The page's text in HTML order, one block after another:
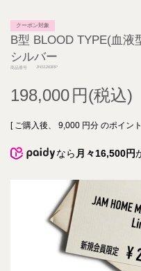
クーポン対象
B型 BLOOD TYPE(血
シルバー
商品番号 JNS1263RP
198,000
[ ご購入後、 9,000 円分 のポイン
なら 月々16,500円